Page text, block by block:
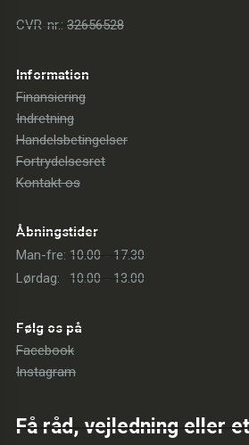
CVR-nr.: 32656528
Information
Finansiering
Indretning
Handelsbetingelser
Fortrydelsesret
Kontakt os
Åbningstider
Man-fre: 10.00 - 17.30
Lørdag:
10.00 - 13.00
Følg os på
Facebook
Instagram
Få råd, vejledning eller